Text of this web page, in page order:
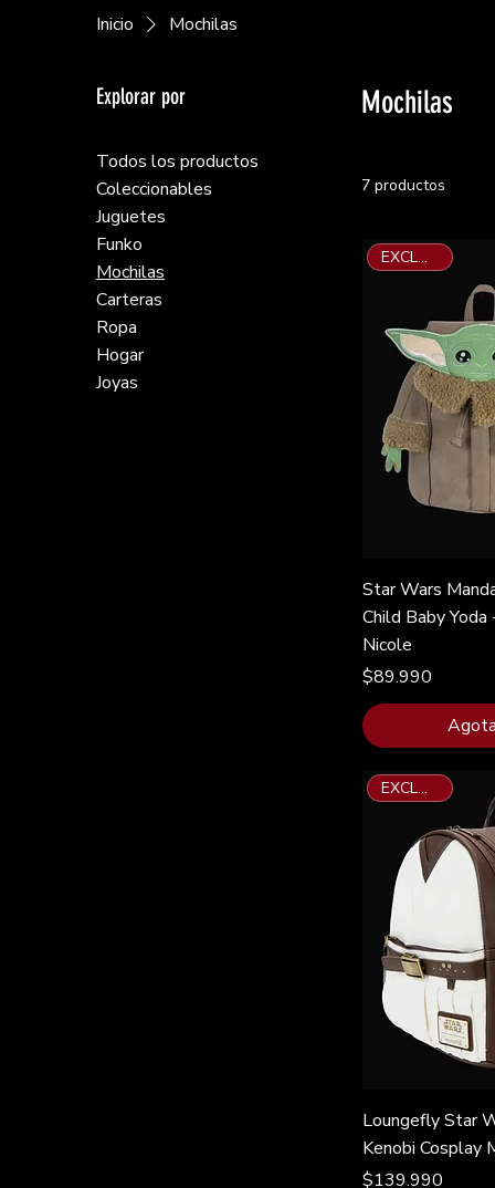
Inicio Mochilas
Explorar por
Todos los productos
Coleccionables
Juguetes
Funko
Mochilas
Carteras
Ropa
Hogar
Joyas
Mochilas
7 productos
EXCLUSIVO
Star Wars
Child Baby
Nicole
Precio
$89.990
EXCLUSIVO
Loungefly Star
Kenobi Cosplay
Precio
$139.990